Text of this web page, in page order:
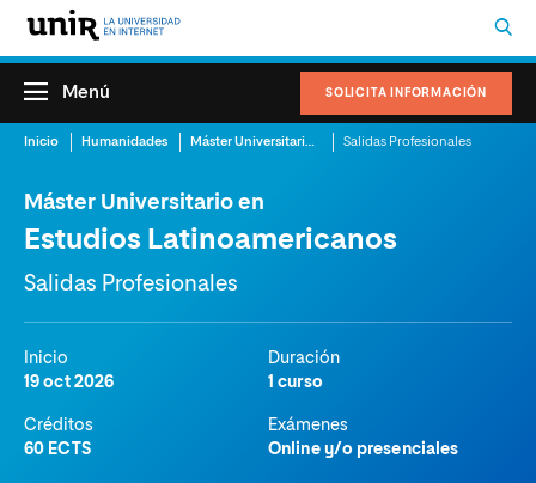
SOLICITA INFORMACIÓN
Menú
Inicio Humanidades Máster Universitario en Estudios Latinoamericanos Salidas Profesionales
Máster Universitario en
Estudios Latinoamericanos
Salidas Profesionales
Inicio
19 oct 2026
Duración
1 curso
Créditos
60 ECTS
Exámenes
Online y/o presenciales